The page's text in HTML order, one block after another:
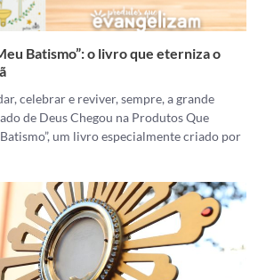
Batismo”: o livro que eterniza o
celebrar e reviver, sempre, a grande
de Deus Chegou na Produtos Que
um livro especialmente criado por